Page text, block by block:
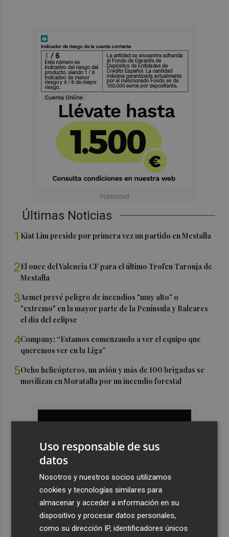
Últimas Noticias
1 Kiat Lim preside por primera vez un partido en Mestalla
2El once del Valencia CF para el último Trofeu Taronja de
Mestalla
3Aemet prevé peligro de incendios "muy alto" o
"extremo" en la mayor parte de la Península y Baleares
el día del eclipse
4Company: “Estamos comenzando a ver el equipo que
queremos ver en la Liga”
5Ocho helicópteros, un avión y más de 100 brigadas se
movilizan en Moratalla por un incendio forestal
Uso responsable de sus
datos
Nosotros y nuestros socios utilizamos
cookies y tecnologías similares para
almacenar y acceder a información en su
dispositivo y procesar datos personales,
como su dirección IP, identificadores únicos